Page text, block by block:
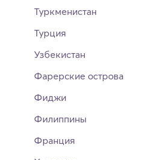
Туркменистан
Турция
Узбекистан
Фарерские острова
Фиджи
Филиппины
Франция